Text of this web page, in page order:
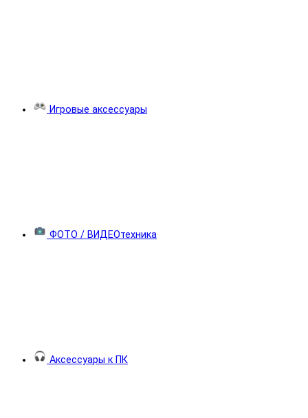
Игровые аксессуары
ФОТО / ВИДЕОтехника
Аксессуары к ПК